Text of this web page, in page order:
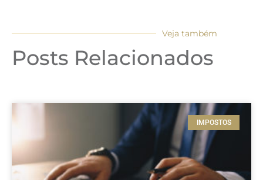
Veja também
Posts Relacionados
IMPOSTOS